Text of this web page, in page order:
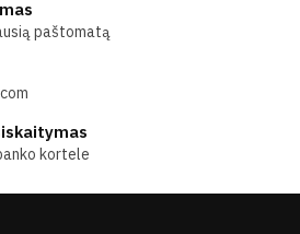
paštomatą
kortele